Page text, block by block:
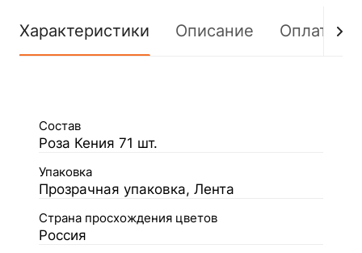
Характеристики Описание Оплата
Состав
Роза Кения 71 шт.
Упаковка
Прозрачная упаковка, Лента
Страна просхождения цветов
Россия